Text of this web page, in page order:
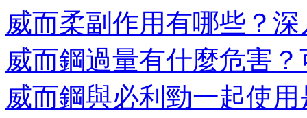
威而柔副作用有哪些？
威而鋼過量有什麼危害
威而鋼與必利勁一起使